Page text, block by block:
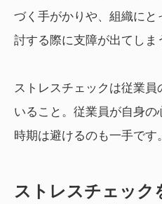
づく手がかりや、組織に
討する際に支障が出てしま
ストレスチェックは従業
いること。従業員が自身
時期は避けるのも一手です。
ストレスチェック